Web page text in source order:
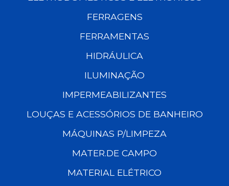
FERRAGENS
FERRAMENTAS
HIDRÁULICA
ILUMINAÇÃO
IMPERMEABILIZANTES
LOUÇAS E ACESSÓRIOS DE BANHEIRO
MÁQUINAS P/LIMPEZA
MATER.DE CAMPO
MATERIAL ELÉTRICO